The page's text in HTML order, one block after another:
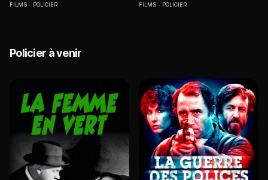
FILMS POLICIER FILMS POLICIER
Policier à venir